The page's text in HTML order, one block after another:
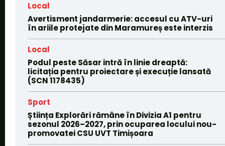
Local
Avertisment jandarmerie: accesul cu ATV-uri
în ariile protejate din Maramureș este interzis
Local
Podul peste Săsar intră în linie dreaptă:
licitația pentru proiectare și execuție lansată
(SCN 1178435)
Sport
Știința Explorări rămâne în Divizia A1 pentru
sezonul 2026–2027, prin ocuparea locului nou-
promovatei CSU UVT Timișoara